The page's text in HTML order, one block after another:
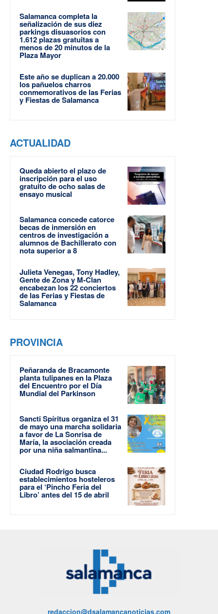
Salamanca completa la
señalización de sus diez
parkings disuasorios con
1.612 plazas gratuitas a
menos de 20 minutos de la
Plaza Mayor
Este año se duplican a 20.000
los pañuelos charros
conmemorativos de las Ferias
y Fiestas de Salamanca
ACTUALIDAD
Queda abierto el plazo de
inscripción para el uso
gratuito de ocho salas de
ensayo musical
Salamanca concede catorce
becas de inmersión en
centros de investigación a
alumnos de Bachillerato con
nota superior a 8
Julieta Venegas, Tony Hadley,
Gente de Zona y M-Clan
encabezan los 22 conciertos
de las Ferias y Fiestas de
Salamanca
PROVINCIA
Peñaranda de Bracamonte
planta tulipanes en la Plaza
del Encuentro por el Día
Mundial del Parkinson
Sancti Spíritus organiza el 31
de mayo una marcha solidaria
a favor de La Sonrisa de
María, la asociación creada
por una niña salmantina...
Ciudad Rodrigo busca
establecimientos hosteleros
para el ‘Pincho Feria del
Libro’ antes del 15 de abril
redaccion@dsalamancanoticias.com